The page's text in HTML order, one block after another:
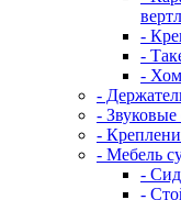
-
-
-
-
-
-
- Мебель
-
-